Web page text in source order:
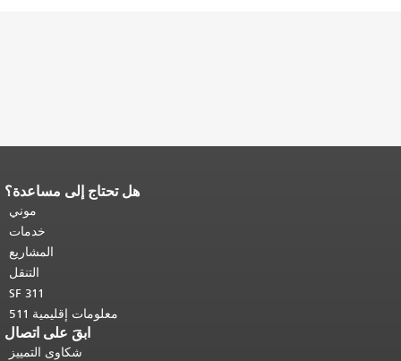
هل تحتاج إلى مساعدة؟
موني
خدمات
المشاريع
التنقل
SF 311
معلومات إقليمية 511
ابقَ على اتصال
شكاوى التمييز